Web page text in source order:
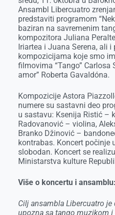
Ansambl Libercuatro
predstaviti programom
baziran na savremenim
kompozitora Juliana
Iriartea i Juana Serena, ali i
kompozicijama koje smo
filmovima “Tango” Carlosa
amor” Roberta Gavaldóna.
Kompozicije Astora
numere su sastavni deo
u sastavu: Ksenija Ristić –
Radovanović – violina,
Branko Džinović –
kontrabas. Koncert počinje
slobodan. Koncert se
Ministarstva kulture
Više o koncertu i ansamblu:
Cilj ansambla Libercuatro
upozna sa tango muzikom